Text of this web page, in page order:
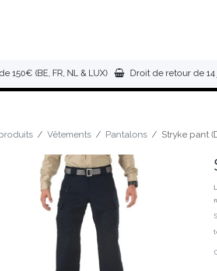
150€ (BE, FR, NL & LUX) Droit de retour de 14
Vêtements Pantalons Stryke pant